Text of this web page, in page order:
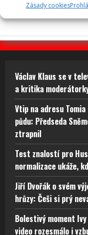
Zásady cookies
Václav Klaus se v
a kritika
Vtip na adresu
půdu: Předseda
ztrapnil
Test znalostí pro
normalizace ukáže,
Jiří Dvořák o svém
hrůzy: Češi si prý
Bolestivý moment
video rozesmálo i